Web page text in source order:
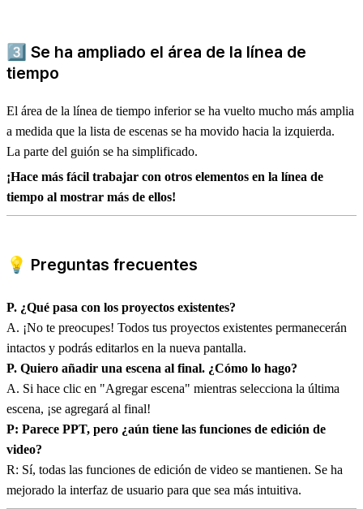
3️⃣ Se ha ampliado el área de la línea de
tiempo
El área de la línea de tiempo inferior se ha vuelto mucho más amplia
a medida que la lista de escenas se ha movido hacia la izquierda.
La parte del guión se ha simplificado.
¡Hace más fácil trabajar con otros elementos en la línea de
tiempo al mostrar más de ellos!
💡 Preguntas frecuentes
P. ¿Qué pasa con los proyectos existentes?
A. ¡No te preocupes! Todos tus proyectos existentes permanecerán
intactos y podrás editarlos en la nueva pantalla.
P. Quiero añadir una escena al final. ¿Cómo lo hago?
A. Si hace clic en "Agregar escena" mientras selecciona la última
escena, ¡se agregará al final!
P: Parece PPT, pero ¿aún tiene las funciones de edición de
video?
R: Sí, todas las funciones de edición de video se mantienen. Se ha
mejorado la interfaz de usuario para que sea más intuitiva.